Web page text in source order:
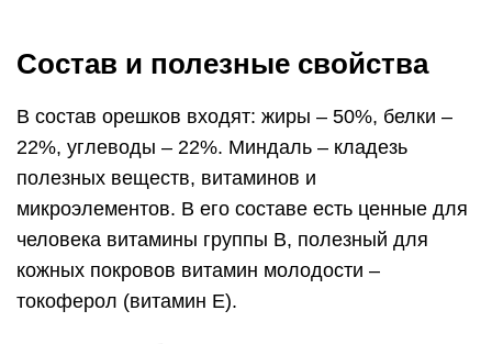
Состав и полезные свойства
В состав орешков входят: жиры – 50%, белки –
22%, углеводы – 22%. Миндаль – кладезь
полезных веществ, витаминов и
микроэлементов. В его составе есть ценные для
человека витамины группы В, полезный для
кожных покровов витамин молодости –
токоферол (витамин Е).